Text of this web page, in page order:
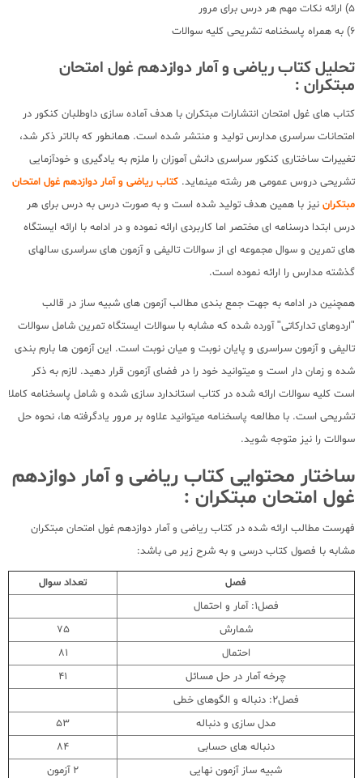
5) ارائه نکات مهم هر درس برای مرور
6) به همراه پاسخنامه تشریحی کلیه سوالات
تحلیل کتاب ریاضی و آمار دوازدهم غول امتحان
مبتکران :
کتاب های غول امتحان انتشارات مبتکران با هدف آماده سازی داوطلبان کنکور در
امتحانات سراسری مدارس تولید و منتشر شده است. همانطور که بالاتر ذکر شد،
تغییرات ساختاری کنکور سراسری دانش آموزان را ملزم به یادگیری و خودآزمایی
تشریحی دروس عمومی هر رشته مینماید. کتاب ریاضی و آمار دوازدهم غول امتحان
مبتکران نیز با همین هدف تولید شده است و به صورت درس به درس برای هر
درس ابتدا درسنامه ای مختصر اما کاربردی ارائه نموده و در ادامه با ارائه ایستگاه
های تمرین و سوال مجموعه ای از سوالات تالیفی و آزمون های سراسری سالهای
گذشته مدارس را ارائه نموده است.
همچنین در ادامه به جهت جمع بندی مطالب آزمون های شبیه ساز در قالب
"اردوهای تدارکاتی" آورده شده که مشابه با سوالات ایستگاه تمرین شامل سوالات
تالیفی و آزمون سراسری و پایان نوبت و میان نوبت است. این آزمون ها بارم بندی
شده و زمان دار است و میتوانید خود را در فضای آزمون قرار دهید. لازم به ذکر
است کلیه سوالات ارائه شده در کتاب استاندارد سازی شده و شامل پاسخنامه کاملا
تشریحی است. با مطالعه پاسخنامه میتوانید علاوه بر مرور یادگرفته ها، نحوه حل
سوالات را نیز متوجه شوید.
ساختار محتوایی کتاب ریاضی و آمار دوازدهم
غول امتحان مبتکران :
فهرست مطالب ارائه شده در کتاب ریاضی و آمار دوازدهم غول امتحان مبتکران
مشابه با فصول کتاب درسی و به شرح زیر می باشد:
فصل
تعداد سوال
فصل1: آمار و احتمال
شمارش
75
احتمال
81
چرخه آمار در حل مسائل
41
فصل2: دنباله و الگوهای خطی
مدل سازی و دنباله
53
دنباله های حسابی
84
شبیه ساز آزمون نهایی
2 آزمون